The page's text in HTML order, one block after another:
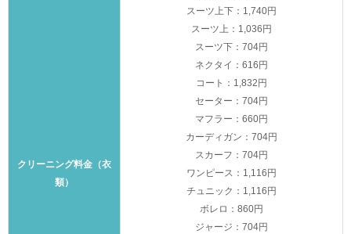
クリーニング料金（衣
類）
スーツ上下：1,740円
スーツ上：1,036円
スーツ下：704円
ネクタイ：616円
コート：1,832円
セーター：704円
マフラー：660円
カーディガン：704円
スカーフ：704円
ワンピース：1,116円
チュニック：1,116円
ボレロ：860円
ジャージ：704円